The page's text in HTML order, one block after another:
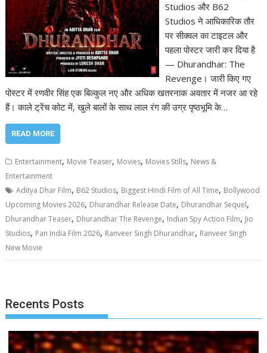
Studios और B62
Studios ने आधिकारिक तौर
पर सीक्वल का टाइटल और
पहला पोस्टर जारी कर दिया है
— Dhurandhar: The
Revenge। जारी किए गए
पोस्टर में रणवीर सिंह एक बिल्कुल नए और अधिक खतरनाक अवतार में नजर आ रहे
हैं। काले ट्रेंच कोट में, खुले बालों के साथ लाल रंग की उग्र पृष्ठभूमि के…
READ MORE
Entertainment, Movie Teaser, Movies, Movies Stills, News &
Entertainment
Aditya Dhar Film, B62 Studios, Biggest Hindi Film of All Time, Bollywood
Upcoming Movies 2026, Dhurandhar Release Date, Dhurandhar Sequel,
Dhurandhar Teaser, Dhurandhar The Revenge, Indian Spy Action Film, Jio
Studios, Pan India Film 2026, Ranveer Singh Dhurandhar, Ranveer Singh
New Movie
Recents Posts